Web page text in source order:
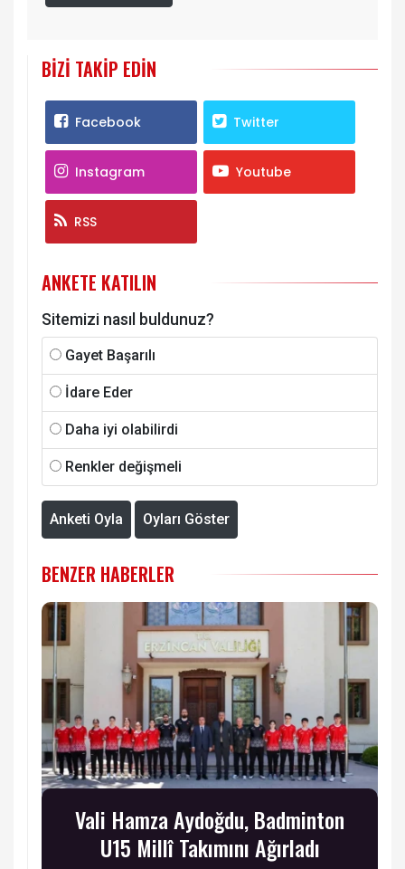
BIZI TAKIP EDIN
Facebook Twitter
Instagram Youtube
RSS
ANKETE KATILIN
Sitemizi nasıl buldunuz?
Gayet Başarılı
İdare Eder
Daha iyi olabilirdi
Renkler değişmeli
Anketi Oyla Oyları Göster
BENZER HABERLER
Vali Hamza Aydoğdu, Badminton
U15 Millî Takımını Ağırladı